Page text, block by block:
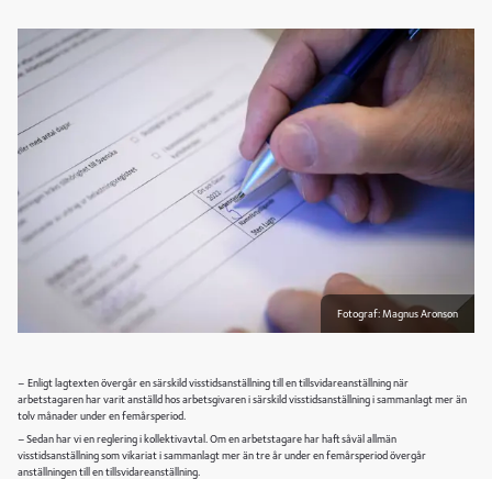
Fotograf: Magnus Aronson
– Enligt lagtexten övergår en särskild visstidsanställning till en tillsvidareanställning när
arbetstagaren har varit anställd hos arbetsgivaren i särskild visstidsanställning i sammanlagt mer än
tolv månader under en femårsperiod.
– Sedan har vi en reglering i kollektivavtal. Om en arbetstagare har haft såväl allmän
visstidsanställning som vikariat i sammanlagt mer än tre år under en femårsperiod övergår
anställningen till en tillsvidareanställning.